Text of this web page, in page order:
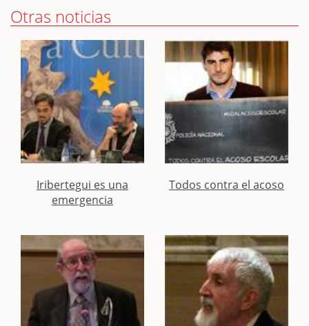
Otras noticias
Iribertegui es una
emergencia
Todos contra el acoso